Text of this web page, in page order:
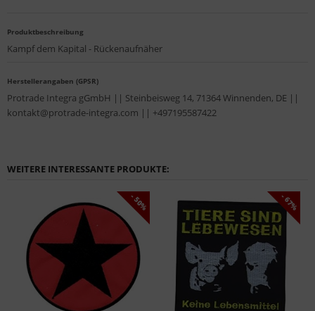
Produktbeschreibung
Kampf dem Kapital - Rückenaufnäher
Herstellerangaben (GPSR)
Protrade Integra gGmbH || Steinbeisweg 14, 71364 Winnenden, DE ||
kontakt@protrade-integra.com || +497195587422
WEITERE INTERESSANTE PRODUKTE:
- 50% - 67%